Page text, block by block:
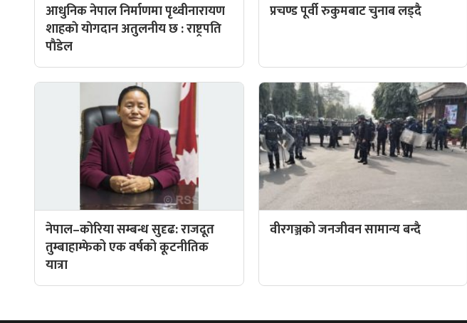
आधुनिक नेपाल निर्माणमा पृथ्वीनारायण
शाहकाे याेगदान अतुलनीय छ : राष्ट्रपति
पाैडेल
प्रचण्ड पूर्वी रुकुमबाट चुनाब लड्दै
नेपाल–कोरिया सम्बन्ध सुदृढ: राजदूत
तुम्बाहाम्फेको एक वर्षको कूटनीतिक
यात्रा
वीरगञ्जको जनजीवन सामान्य बन्दै